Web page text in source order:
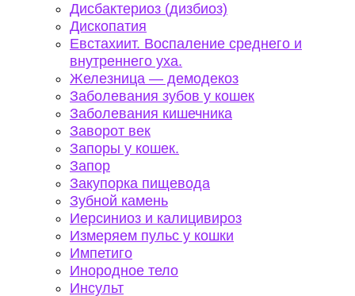
Дисбактериоз (дизбиоз)
Дископатия
Евстахиит. Воспаление среднего и
внутреннего уха.
Железница — демодекоз
Заболевания зубов у кошек
Заболевания кишечника
Заворот век
Запоры у кошек.
Запор
Закупорка пищевода
Зубной камень
Иерсиниоз и калицивироз
Измеряем пульс у кошки
Импетиго
Инородное тело
Инсульт